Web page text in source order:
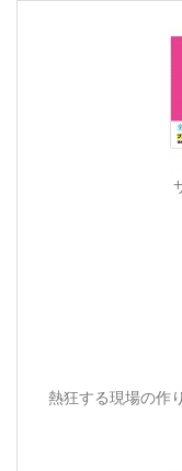
熱狂する現場の作